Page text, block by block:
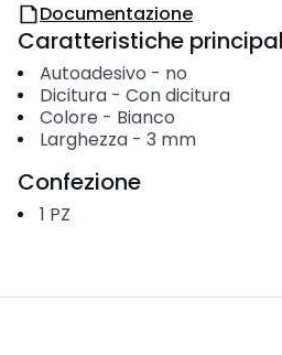
Documentazione
Caratteristiche
Autoadesivo - no
Dicitura- Con dicitura
Colore - Bianco
Larghezza- 3 mm
Confezione
1 PZ